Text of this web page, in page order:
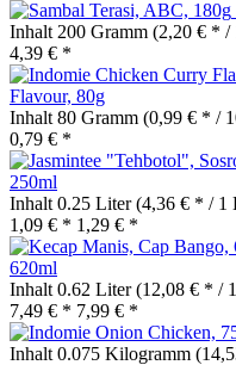
Inhalt 200 Gramm (2,20 € * /
4,39 € *
Flavour, 80g
Inhalt 80 Gramm (0,99 € * /
0,79 € *
250ml
Inhalt 0.25 Liter(4,36 € * / 1
1,09 € * 1,29 € *
620ml
Inhalt 0.62 Liter(12,08 € * /
7,49 € * 7,99 € *
Inhalt 0.075 Kilogramm